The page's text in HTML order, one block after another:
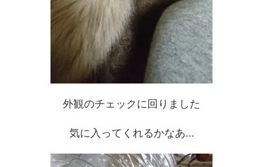
外観のチェックに回りました
気に入ってくれるかなあ…